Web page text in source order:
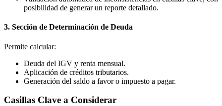
posibilidad de generar un reporte detallado.
3. Sección de Determinación de Deuda
Permite calcular:
Deuda del IGV y renta mensual.
Aplicación de créditos tributarios.
Generación del saldo a favor o impuesto a pagar.
Casillas Clave a Considerar